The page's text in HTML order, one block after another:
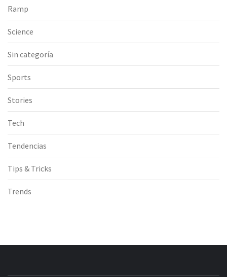
Ramp
Science
Sin categoría
Sports
Stories
Tech
Tendencias
Tips & Tricks
Trends